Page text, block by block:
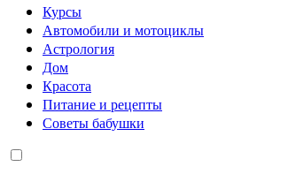
Курсы
Автомобили и мотоциклы
Астрология
Дом
Красота
Питание и рецепты
Советы бабушки